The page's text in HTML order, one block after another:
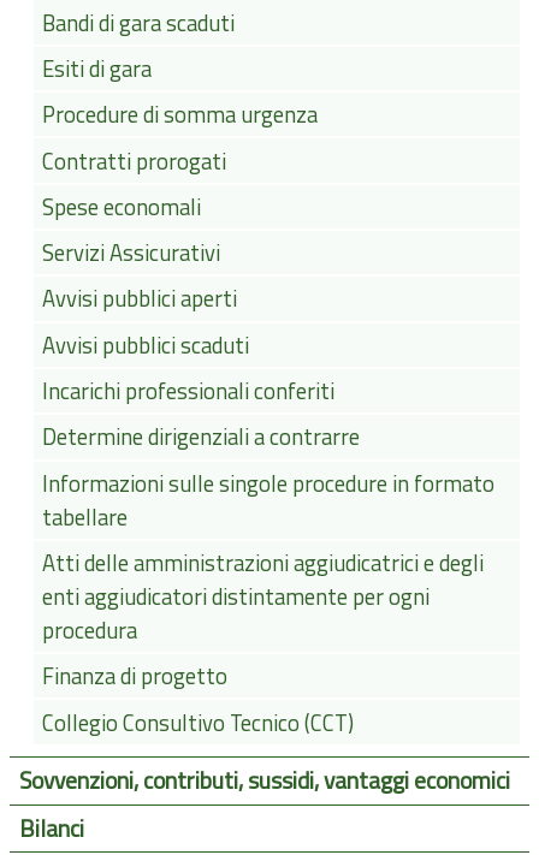
Bandi di gara scaduti
Esiti di gara
Procedure di somma urgenza
Contratti prorogati
Spese economali
Servizi Assicurativi
Avvisi pubblici aperti
Avvisi pubblici scaduti
Incarichi professionali conferiti
Determine dirigenziali a contrarre
Informazioni sulle singole procedure in formato
tabellare
Atti delle amministrazioni aggiudicatrici e degli
enti aggiudicatori distintamente per ogni
procedura
Finanza di progetto
Collegio Consultivo Tecnico (CCT)
Sovvenzioni, contributi, sussidi, vantaggi economici
Bilanci